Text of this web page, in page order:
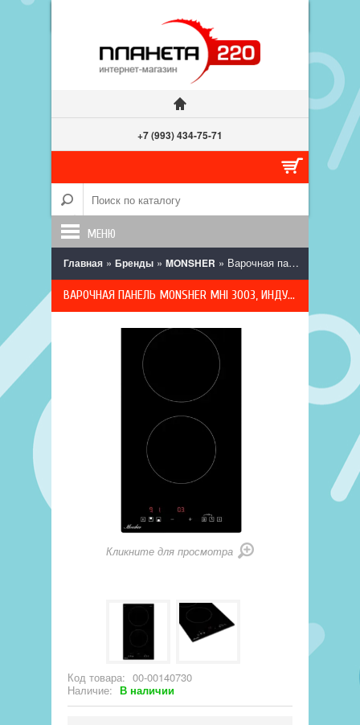
+7 (993) 434-75-71
МЕНЮ
Главная » Бренды » MONSHER » Варочная панель Monsher MHI 3003, индукционная, черная, дизайн "Домино", 2 конфорки
ВАРОЧНАЯ ПАНЕЛЬ MONSHER MHI 3003, ИНДУКЦИОННАЯ, ЧЕРНАЯ, ДИЗАЙН "ДОМИНО", 2 КОНФОРКИ
Кликните для просмотра
Код товара: 00-00140730
Наличие: В наличии